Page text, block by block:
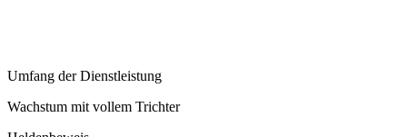
Umfang der Dienstleistung
Wachstum mit vollem Trichter